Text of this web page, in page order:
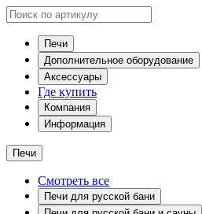
Печи
Дополнительное оборудование
Аксессуары
Где купить
Компания
Информация
Печи
Смотреть все
Печи для русской бани